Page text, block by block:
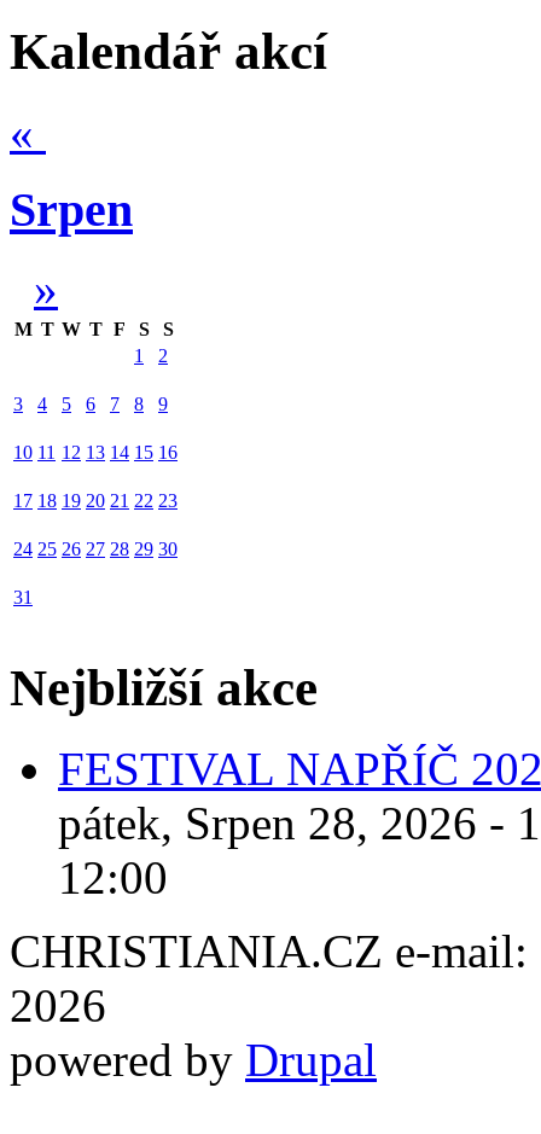
Kalendář akcí
«
Srpen
»
M T W T F S
S
1
2
3 4 5 6 7 8 9
10 11 12 13 14 15 16
17 18 19 20 21 22 23
24 25 26 27 28 29 30
31
Nejbližší akce
FESTIVAL NAPŘÍČ
pátek, Srpen 28, 2026 -
12:00
CHRISTIANIA.CZ e-mail:
2026
powered by Drupal